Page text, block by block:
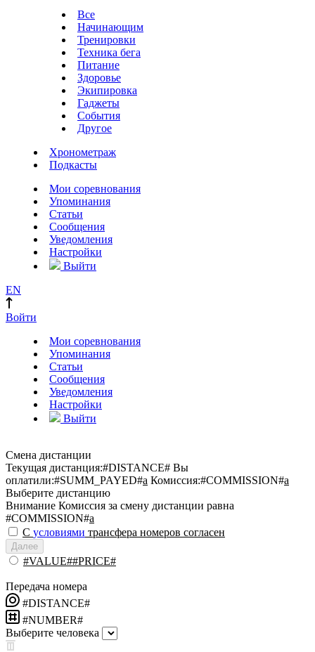
Все
Начинающим
Тренировки
Техника бега
Питание
Здоровье
Экипировка
Гаджеты
События
Другое
Хронометраж
Подкасты
Мои соревнования
Упоминания
Статьи
Сообщения
Уведомления
Настройки
Выйти
EN
Войти
Мои соревнования
Упоминания
Статьи
Сообщения
Уведомления
Настройки
Выйти
Смена дистанции
Текущая дистанция:#DISTANCE# Вы
оплатили:#SUMM_PAYED#a Комиссия:#COMMISSION#a
Выберите дистанцию
Внимание Комиссия за смену дистанции равна
#COMMISSION#a
С условиями трансфера номеров согласен
Далее
#VALUE##PRICE#
Передача номера
#DISTANCE#
#NUMBER#
Выберите человека